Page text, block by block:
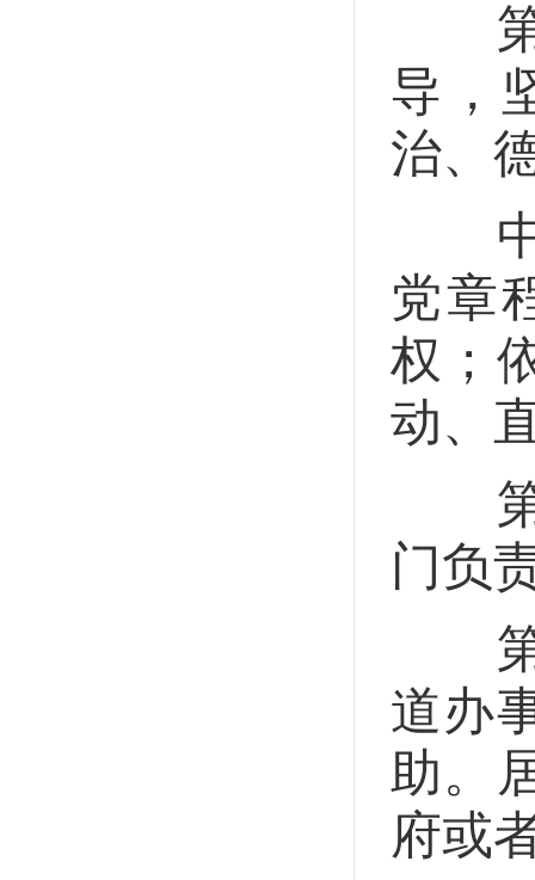
第
导，
治、
中
党章
权；
动、
第
门负
第
道办
助。
府或